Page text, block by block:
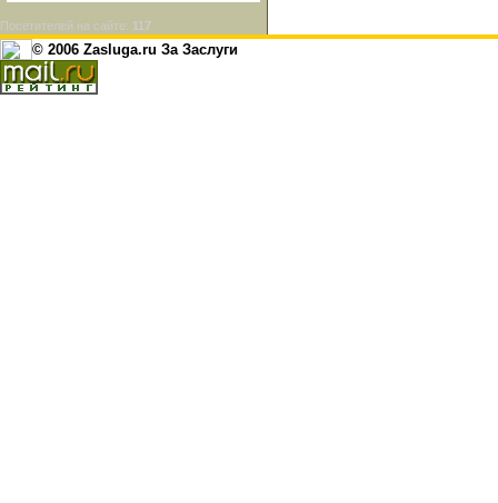
Посетителей на сайте: 117
© 2006 Zasluga.ru За Заслуги